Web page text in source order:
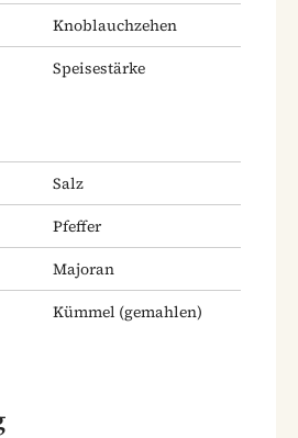
Knoblauchzehen
Speisestärke
Salz
Pfeffer
Majoran
Kümmel (gemahlen)